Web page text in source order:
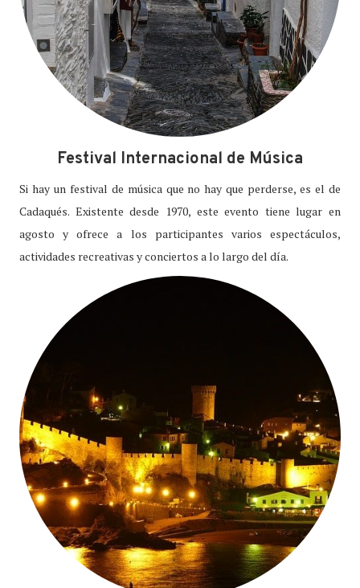
Festival Internacional de Música
Si hay un festival de música que no hay que perderse, es el de
Cadaqués. Existente desde 1970, este evento tiene lugar en
agosto y ofrece a los participantes varios espectáculos,
actividades recreativas y conciertos a lo largo del día.